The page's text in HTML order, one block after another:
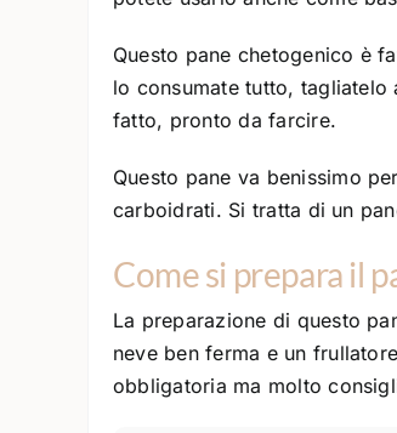
Questo pane chetogenico è
lo consumate tutto, tagliatelo
fatto, pronto da farcire.
Questo pane va benissimo
carboidrati. Si tratta di un
Come si prepara il
La preparazione di questo
neve ben ferma e un
obbligatoria ma molto